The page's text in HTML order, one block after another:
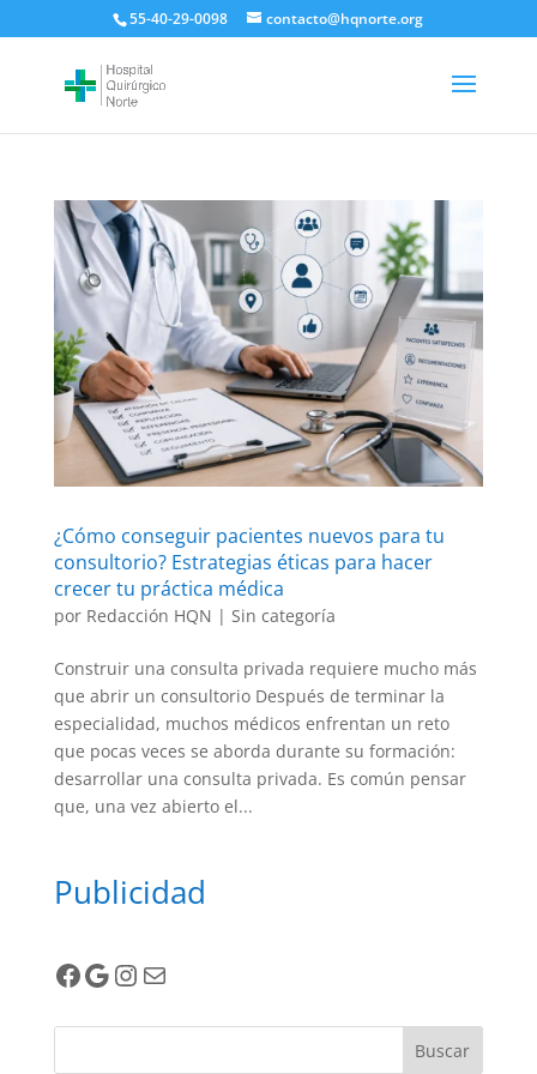
55-40-29-0098 contacto@hqnorte.org
¿Cómo conseguir pacientes nuevos para tu
consultorio? Estrategias éticas para hacer
crecer tu práctica médica
por Redacción HQN | Sin categoría
Construir una consulta privada requiere mucho más
que abrir un consultorio Después de terminar la
especialidad, muchos médicos enfrentan un reto
que pocas veces se aborda durante su formación:
desarrollar una consulta privada. Es común pensar
que, una vez abierto el...
Publicidad
Facebook
Google
Instagram
Correo electrónico
Buscar